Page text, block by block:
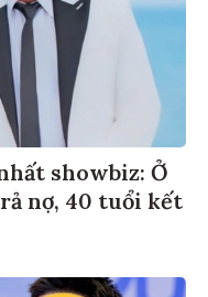
showbiz: Ở
nợ, 40 tuổi kết